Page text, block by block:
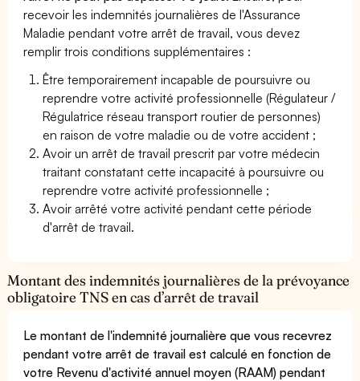
recevoir les indemnités journalières de l'Assurance
Maladie pendant votre arrêt de travail, vous devez
remplir trois conditions supplémentaires :
Être temporairement incapable de poursuivre ou
reprendre votre activité professionnelle (Régulateur /
Régulatrice réseau transport routier de personnes)
en raison de votre maladie ou de votre accident ;
Avoir un arrêt de travail prescrit par votre médecin
traitant constatant cette incapacité à poursuivre ou
reprendre votre activité professionnelle ;
Avoir arrêté votre activité pendant cette période
d'arrêt de travail.
Montant des indemnités journalières de la prévoyance
obligatoire TNS en cas d’arrêt de travail
Le montant de l'indemnité journalière que vous recevrez
pendant votre arrêt de travail est calculé en fonction de
votre Revenu d'activité annuel moyen (RAAM) pendant